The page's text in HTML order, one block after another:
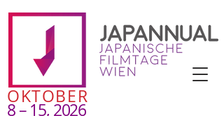
OKTOBER
8 – 15, 2026